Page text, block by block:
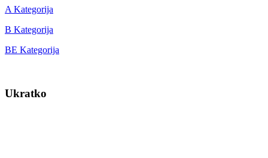
A Kategorija
B Kategorija
BE Kategorija
Ukratko